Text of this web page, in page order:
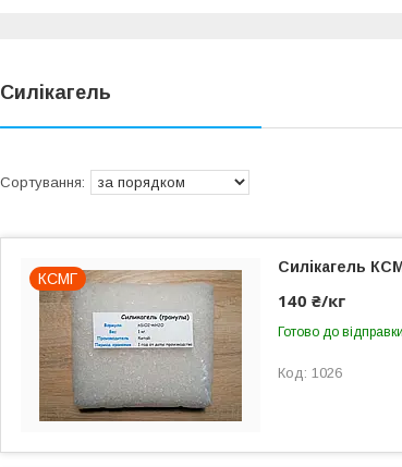
Силікагель
КСМГ
Силікагель
140 ₴/кг
Готово до відправки
1026